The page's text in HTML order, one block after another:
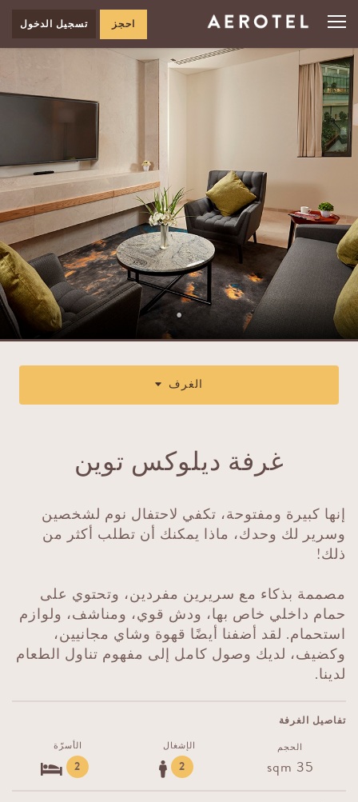
تسجيل الدخول احجز
الغرف
غرفة ديلوكس توين
إنها كبيرة ومفتوحة، تكفي لاحتفال نوم لشخصين
وسرير لك وحدك، ماذا يمكنك أن تطلب أكثر من
ذلك!
مصممة بذكاء مع سريرين مفردين، وتحتوي على
حمام داخلي خاص بها، ودش قوي، ومناشف، ولوازم
استحمام. لقد أضفنا أيضًا قهوة وشاي مجانيين،
وكضيف، لديك وصول كامل إلى مفهوم تناول الطعام
لدينا.
تفاصيل الغرفة
الحجم
35 sqm
الإشغال
2
الأسرّة
2